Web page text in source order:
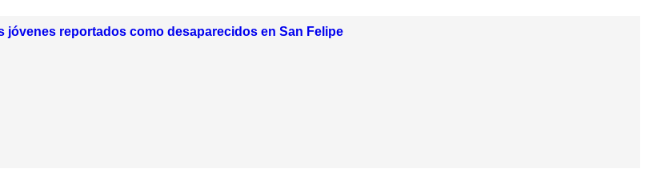
jóvenes reportados como desaparecidos en San Felipe